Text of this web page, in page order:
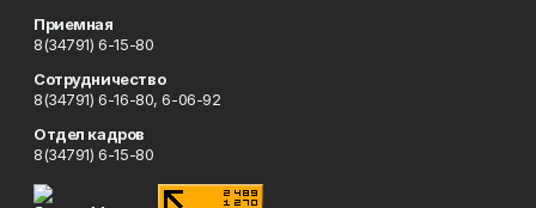
Приемная
8(34791) 6-15-80
Сотрудничество
8(34791) 6-16-80, 6-06-92
Отдел кадров
8(34791) 6-15-80